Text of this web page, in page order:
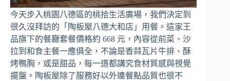
今天步入桃園八德區的桃拾生活廣場，我們決定到
很久沒拜訪的「陶板屋八德大和店」用餐。這家王
品旗下的餐廳套餐價格約 668 元，內容從前菜、沙
拉到和食主餐一應俱全，不論是香蒜瓦片牛排、酥
烤鴨胸，或是甜品，每一道都講究食材質感與視覺
擺盤。陶板屋除了服務好以外連餐點品質也很不